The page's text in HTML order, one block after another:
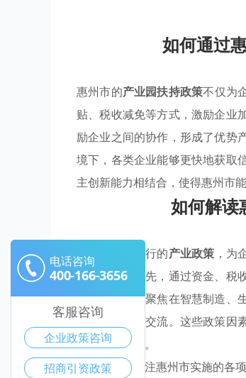
如何通过
惠州市的产业园扶持政策不仅为
贴、税收减免等方式，激励企业
励企业之间的协作，形成了优势
境下，各类企业能够更快地获取
主创新能力相结合，使得惠州市
如何解读
惠州市深入执行的产业政策 ，为
化竞争力。首先，通过资金、税
环境。此外，聚焦在智慧制造、
业内的合作与交流。这些政策因
强有力的支撑。
企业应积极关注惠州市实施的各项
电话咨询
400-166-3656
客服咨询
企业政策咨询
招商引资政策